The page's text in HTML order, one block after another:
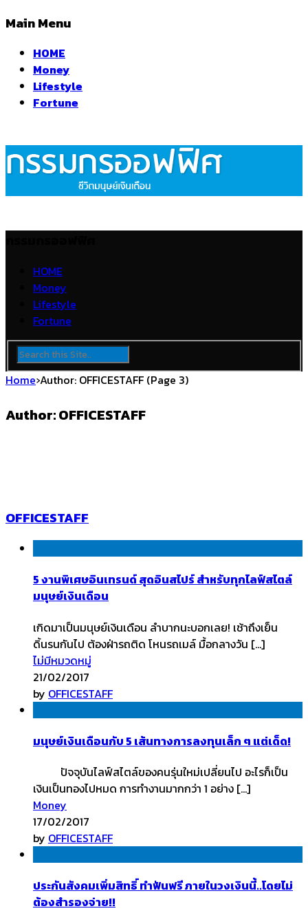
Main Menu
HOME
Money
Lifestyle
Fortune
HOME
Money
Lifestyle
Fortune
Home›Author: OFFICESTAFF (Page 3)
Author: OFFICESTAFF
OFFICESTAFF
5 งานพิเศษอินเทรนด์ สุดอินสไปร์ สำหรับทุกไลฟ์สไตล์
มนุษย์เงินเดือน
เกิดมาเป็นมนุษย์เงินเดือน ลำบากนะบอกเลย! เช้าถึงเย็น
ดิ้นรนกันไป ต้องฝ่ารถติด​ โหนรถเมล์ มื้อกลางวัน […]
ไม่มีหมวดหมู่
21/02/2017
by OFFICESTAFF
มนุษย์เงินเดือนกับ 5 เส้นทางการลงทุนเล็ก ๆ แต่เด็ด!
ปัจจุบันไลฟ์สไตล์ของคนรุ่นใหม่เปลี่ยนไป อะไรก็เป็น
เงินเป็นทองไปหมด การทำงานมากกว่า 1 อย่าง […]
Money
17/02/2017
by OFFICESTAFF
ประกันสังคมเพิ่มสิทธิ์ ทำฟันฟรี ภายในวงเงินนี้..โดยไม่
ต้องสำรองจ่าย!!